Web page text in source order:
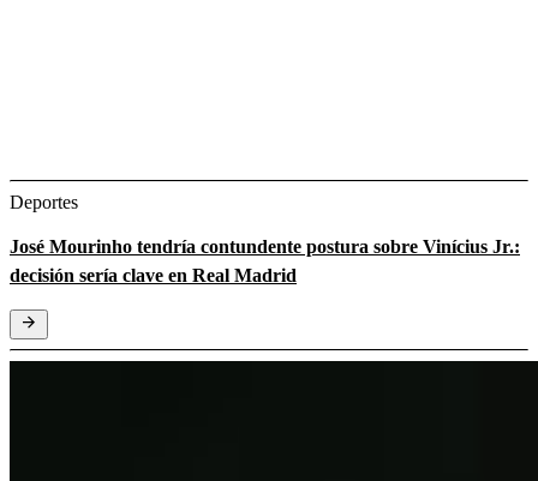
Deportes
José Mourinho tendría contundente postura sobre Vinícius Jr.:
decisión sería clave en Real Madrid